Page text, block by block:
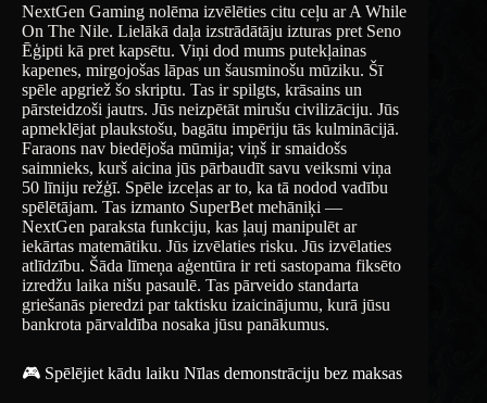
NextGen Gaming nolēma izvēlēties citu ceļu ar A While
On The Nile. Lielākā daļa izstrādātāju izturas pret Seno
Ēģipti kā pret kapsētu. Viņi dod mums putekļainas
kapenes, mirgojošas lāpas un šausminošu mūziku. Šī
spēle apgriež šo skriptu. Tas ir spilgts, krāsains un
pārsteidzoši jautrs. Jūs neizpētāt mirušu civilizāciju. Jūs
apmeklējat plaukstošu, bagātu impēriju tās kulminācijā.
Faraons nav biedējoša mūmija; viņš ir smaidošs
saimnieks, kurš aicina jūs pārbaudīt savu veiksmi viņa
50 līniju režģī. Spēle izceļas ar to, ka tā nodod vadību
spēlētājam. Tas izmanto SuperBet mehāniķi —
NextGen paraksta funkciju, kas ļauj manipulēt ar
iekārtas matemātiku. Jūs izvēlaties risku. Jūs izvēlaties
atlīdzību. Šāda līmeņa aģentūra ir reti sastopama fiksēto
izredžu laika nišu pasaulē. Tas pārveido standarta
griešanās pieredzi par taktisku izaicinājumu, kurā jūsu
bankrota pārvaldība nosaka jūsu panākumus.
🎮 Spēlējiet kādu laiku Nīlas demonstrāciju bez maksas